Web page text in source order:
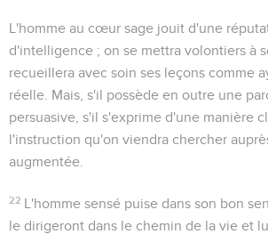
L'homme au cœur sage jouit d'une
d'intelligence ; on se mettra volontiers à
recueillera avec soin ses leçons comme
réelle. Mais, s'il possède en outre une
persuasive, s'il s'exprime d'une manière
l'instruction qu'on viendra chercher
augmentée.
22 L'homme sensé puise dans son bon
le dirigeront dans le chemin de la vie et